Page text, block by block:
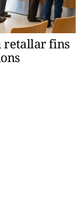
retallar fins